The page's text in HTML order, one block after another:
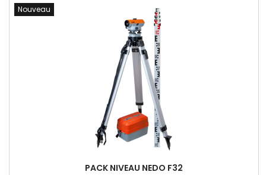
Nouveau
PACK NIVEAU NEDO F32